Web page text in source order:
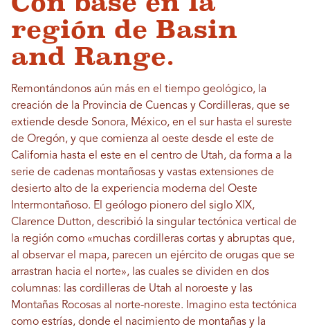
región de Basin
and Range.
Remontándonos aún más en el tiempo geológico, la
creación de la Provincia de Cuencas y Cordilleras, que se
extiende desde Sonora, México, en el sur hasta el sureste
de Oregón, y que comienza al oeste desde el este de
California hasta el este en el centro de Utah, da forma a la
serie de cadenas montañosas y vastas extensiones de
desierto alto de la experiencia moderna del Oeste
Intermontañoso. El geólogo pionero del siglo XIX,
Clarence Dutton, describió la singular tectónica vertical de
la región como «muchas cordilleras cortas y abruptas que,
al observar el mapa, parecen un ejército de orugas que se
arrastran hacia el norte», las cuales se dividen en dos
columnas: las cordilleras de Utah al noroeste y las
Montañas Rocosas al norte-noreste. Imagino esta tectónica
como estrías, donde el nacimiento de montañas y la